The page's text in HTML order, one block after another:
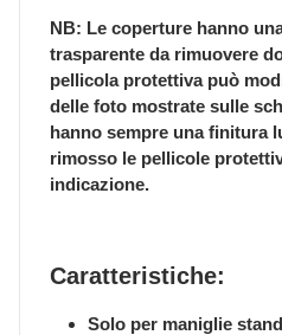
NB: Le coperture hanno
trasparente da rimuovere
pellicola protettiva può
delle foto mostrate sulle
hanno sempre una finitura
rimosso le pellicole
indicazione.
Caratteristiche:
Solo per maniglie